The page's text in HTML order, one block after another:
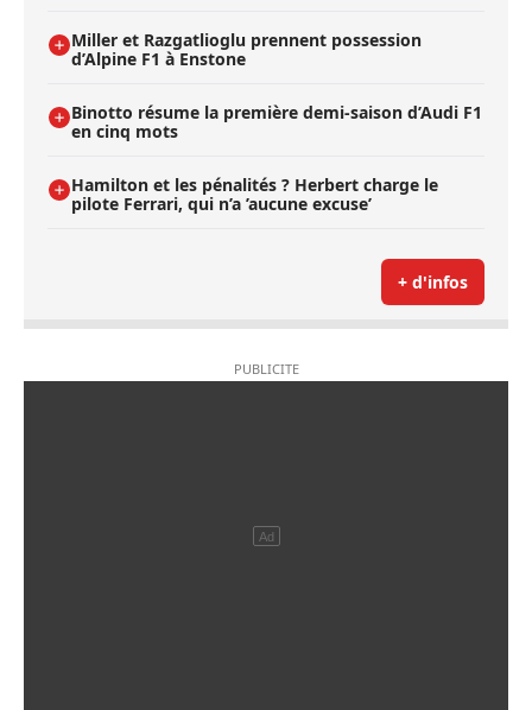
Miller et Razgatlioglu prennent possession
d’Alpine F1 à Enstone
Binotto résume la première demi-saison d’Audi F1
en cinq mots
Hamilton et les pénalités ? Herbert charge le
pilote Ferrari, qui n’a ’aucune excuse’
+ d'infos